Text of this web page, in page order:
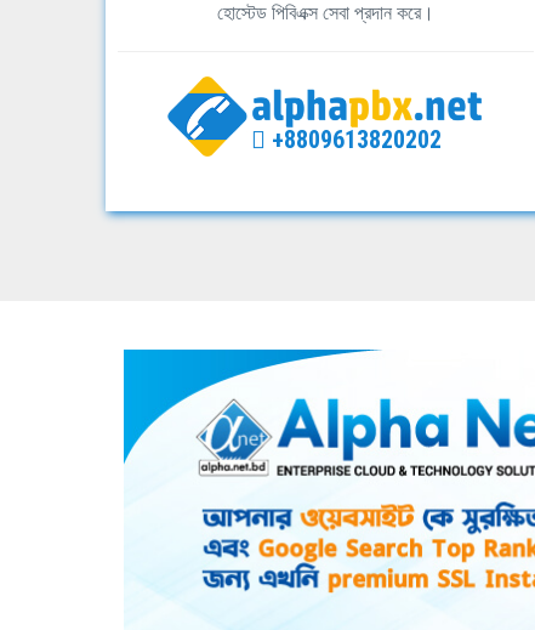
হোস্টেড পিবিএক্স সেবা প্রদান করে।
+8809613820202